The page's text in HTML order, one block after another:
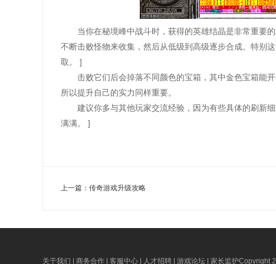
当你在秘境峰中战斗时，获得的英雄结晶是非常重要
不断击败怪物来收集，然后从低级到高级逐步合成。特别
取。 ]
击败它们后会掉落不同颜色的宝箱，其中金色宝箱能
所以提升自己的实力同样重要。
建议你多与其他玩家交流经验，因为有些具体的刷新
满满。 ]
上一篇： 传奇游戏升级攻略
关于我们 | 商务合作 | 客服中心 | 人才招聘 | 游戏论坛 | 家长监护Copyright